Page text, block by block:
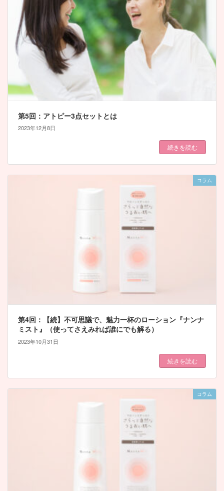
第5回：アトピー3点セットとは
2023年12月8日
続きを読む
コラム
第4回：【続】不可思議で、魅力一杯のローション『ナンナ
ミスト』（使ってさえみれば誰にでも解る）
2023年10月31日
続きを読む
コラム